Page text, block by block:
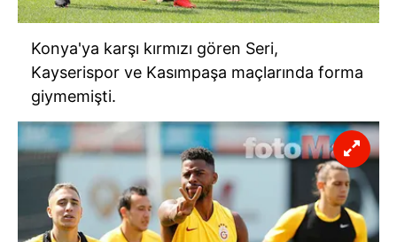
Konya'ya karşı kırmızı gören Seri,
Kayserispor ve Kasımpaşa maçlarında forma
giymemişti.